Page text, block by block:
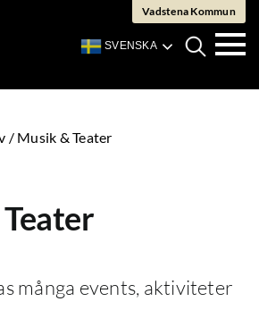
SVENSKA
Vadstena Kommun
/ Musik & Teater
många events, aktiviteter